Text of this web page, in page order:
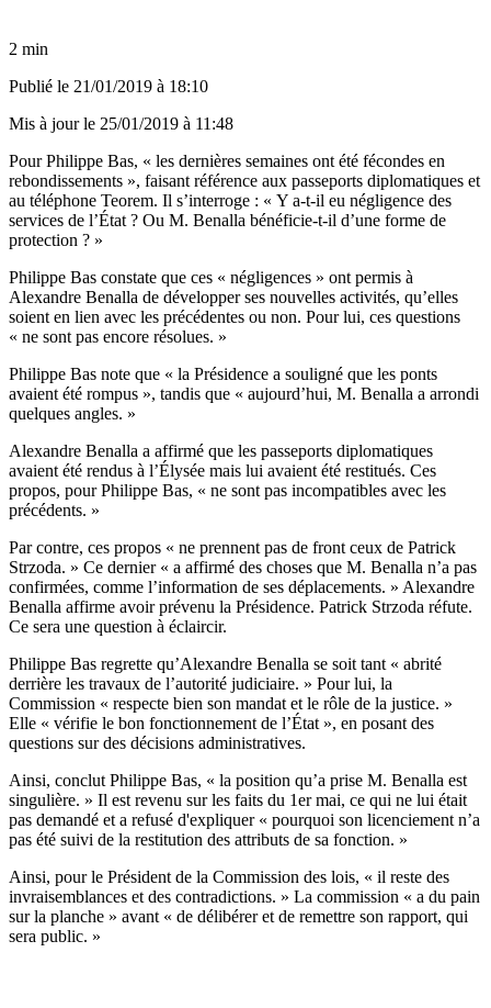
2 min
Publié le 21/01/2019 à 18:10
Mis à jour le 25/01/2019 à 11:48
Pour Philippe Bas, « les dernières semaines ont été fécondes en
rebondissements », faisant référence aux passeports diplomatiques et
au téléphone Teorem. Il s’interroge : « Y a-t-il eu négligence des
services de l’État ? Ou M. Benalla bénéficie-t-il d’une forme de
protection ? »
Philippe Bas constate que ces « négligences » ont permis à
Alexandre Benalla de développer ses nouvelles activités, qu’elles
soient en lien avec les précédentes ou non. Pour lui, ces questions
« ne sont pas encore résolues. »
Philippe Bas note que « la Présidence a souligné que les ponts
avaient été rompus », tandis que « aujourd’hui, M. Benalla a arrondi
quelques angles. »
Alexandre Benalla a affirmé que les passeports diplomatiques
avaient été rendus à l’Élysée mais lui avaient été restitués. Ces
propos, pour Philippe Bas, « ne sont pas incompatibles avec les
précédents. »
Par contre, ces propos « ne prennent pas de front ceux de Patrick
Strzoda. » Ce dernier « a affirmé des choses que M. Benalla n’a pas
confirmées, comme l’information de ses déplacements. » Alexandre
Benalla affirme avoir prévenu la Présidence. Patrick Strzoda réfute.
Ce sera une question à éclaircir.
Philippe Bas regrette qu’Alexandre Benalla se soit tant « abrité
derrière les travaux de l’autorité judiciaire. » Pour lui, la
Commission « respecte bien son mandat et le rôle de la justice. »
Elle « vérifie le bon fonctionnement de l’État », en posant des
questions sur des décisions administratives.
Ainsi, conclut Philippe Bas, « la position qu’a prise M. Benalla est
singulière. » Il est revenu sur les faits du 1er mai, ce qui ne lui était
pas demandé et a refusé d'expliquer « pourquoi son licenciement n’a
pas été suivi de la restitution des attributs de sa fonction. »
Ainsi, pour le Président de la Commission des lois, « il reste des
invraisemblances et des contradictions. » La commission « a du pain
sur la planche » avant « de délibérer et de remettre son rapport, qui
sera public. »